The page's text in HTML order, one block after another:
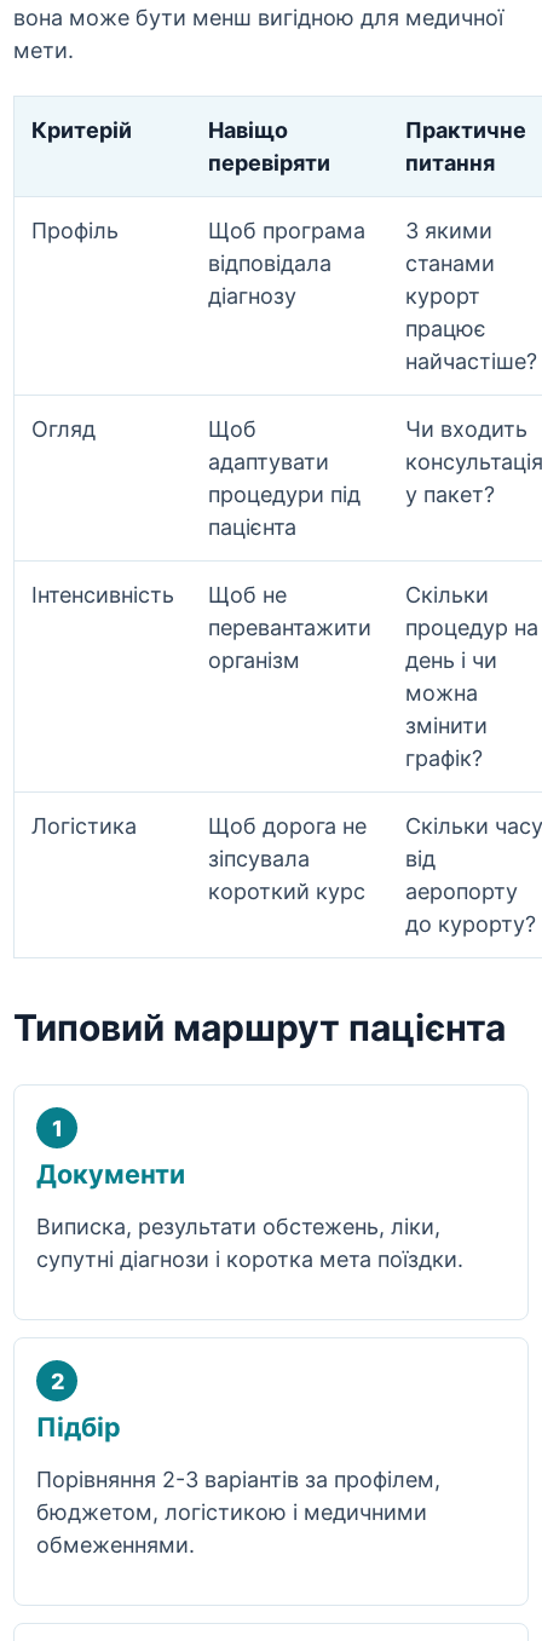
вона може бути менш вигідною для медичної
мети.
Критерій
Навіщо
перевіряти
Практичне
питання
Профіль
Щоб програма
відповідала
діагнозу
З якими
станами
курорт
працює
найчастіше?
Огляд
Щоб
адаптувати
процедури під
пацієнта
Чи входить
консультація
у пакет?
Інтенсивність
Щоб не
перевантажити
організм
Скільки
процедур на
день і чи
можна
змінити
графік?
Логістика
Щоб дорога не
зіпсувала
короткий курс
Скільки часу
від
аеропорту
до курорту?
Типовий маршрут пацієнта
1
Документи
Виписка, результати обстежень, ліки,
супутні діагнози і коротка мета поїздки.
2
Підбір
Порівняння 2-3 варіантів за профілем,
бюджетом, логістикою і медичними
обмеженнями.